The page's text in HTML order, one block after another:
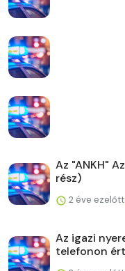
Az "ANKH"
rész)
2 éve ezelőtt
Az igazi
telefonon